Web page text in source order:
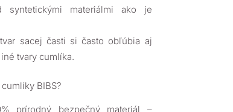
syntetickými materiálmi ako je
sacej časti si často obľúbia aj
tvary cumlíka.
BIBS?
prírodný bezpečný materiál –